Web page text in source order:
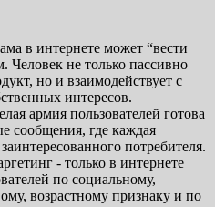
в интернете может “вести
Человек не только пассивно
но и взаимодействует с
интересов.
армия пользователей готова
сообщения, где каждая
потребителя.
- только в интернете
по социальному,
возрастному признаку и по